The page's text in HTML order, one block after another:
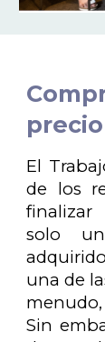
El
de los
finalizar
solo
una de
menudo,
Sin